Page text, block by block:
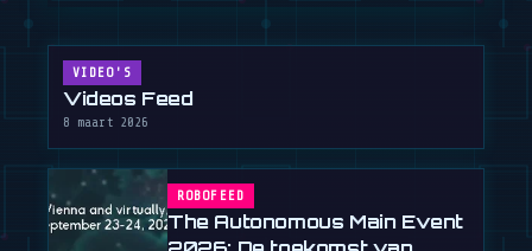
VIDEO'S
Videos Feed
8 maart 2026
ROBOFEED
The Autonomous Main Event